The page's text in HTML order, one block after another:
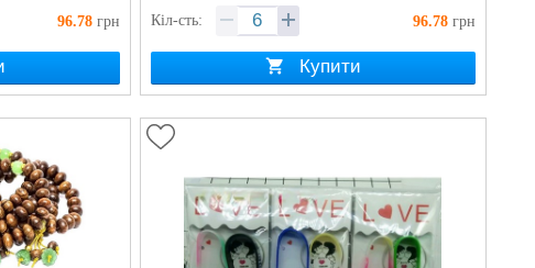
96.78 грн Кіл-сть: 96.78 грн
Купити